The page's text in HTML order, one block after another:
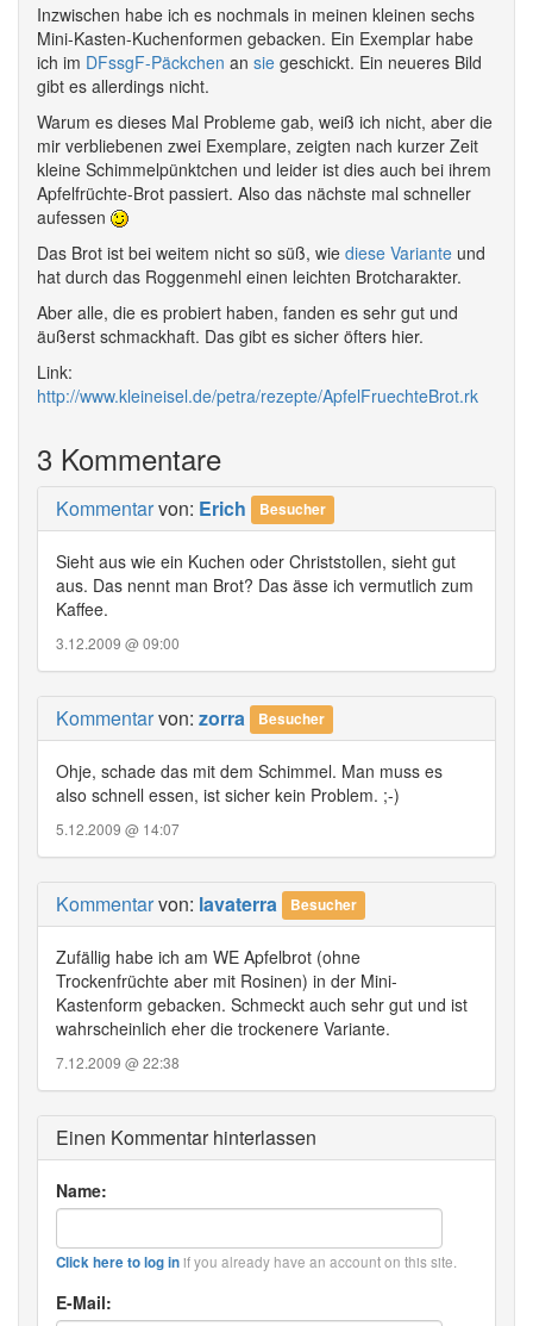
Inzwischen habe ich es nochmals in meinen kleinen sechs
Mini-Kasten-Kuchenformen gebacken. Ein Exemplar habe
ich im DFssgF-Päckchen an sie geschickt. Ein neueres Bild
gibt es allerdings nicht.
Warum es dieses Mal Probleme gab, weiß ich nicht, aber die
mir verbliebenen zwei Exemplare, zeigten nach kurzer Zeit
kleine Schimmelpünktchen und leider ist dies auch bei ihrem
Apfelfrüchte-Brot passiert. Also das nächste mal schneller
aufessen
Das Brot ist bei weitem nicht so süß, wie diese Variante und
hat durch das Roggenmehl einen leichten Brotcharakter.
Aber alle, die es probiert haben, fanden es sehr gut und
äußerst schmackhaft. Das gibt es sicher öfters hier.
Link:
http://www.kleineisel.de/petra/rezepte/ApfelFruechteBrot.rk
3 Kommentare
Kommentarvon: Erich Besucher
Sieht aus wie ein Kuchen oder Christstollen, sieht gut
aus. Das nennt man Brot? Das ässe ich vermutlich zum
Kaffee.
3.12.2009 @ 09:00
Kommentarvon: zorra Besucher
Ohje, schade das mit dem Schimmel. Man muss es
also schnell essen, ist sicher kein Problem. ;-)
5.12.2009 @ 14:07
Kommentarvon: lavaterra Besucher
Zufällig habe ich am WE Apfelbrot (ohne
Trockenfrüchte aber mit Rosinen) in der Mini-
Kastenform gebacken. Schmeckt auch sehr gut und ist
wahrscheinlich eher die trockenere Variante.
7.12.2009 @ 22:38
Einen Kommentar hinterlassen
Name:
Click here to log inif you already have an account on this site.
E-Mail: